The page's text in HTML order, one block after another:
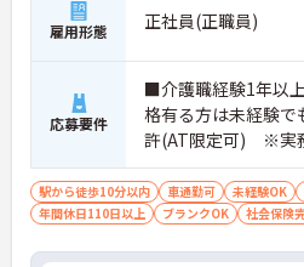
雇用形態 正社員(正職員)
応募要件
■介護職経験1年以
格有る方は未経験
許(AT限定可) ※実
がい者福祉に関す
迎
駅から徒歩10分以内 車通勤可 未経験OK
年間休日110日以上
ブランクOK 社会保険